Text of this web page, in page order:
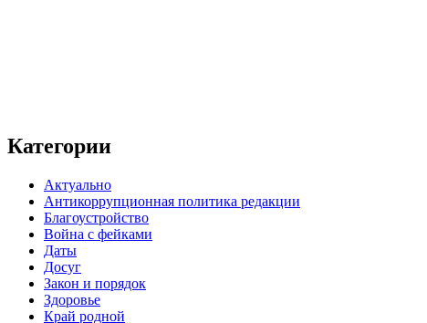
Категории
Актуально
Антикоррупционная политика редакции
Благоустройство
Война с фейками
Даты
Досуг
Закон и порядок
Здоровье
Край родной